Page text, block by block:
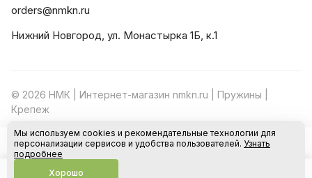
В корзину
orders@nmkn.ru
Нижний Новгород, ул. Монастырка 1Б, к.1
© 2026 НМК | Интернет-магазин nmkn.ru | Пружины |
Крепеж
Конфиденциальность Оферта
Мы используем cookies и рекомендательные технологии для
персонализации сервисов и удобства пользователей. Узнать
подробнее
Хорошо